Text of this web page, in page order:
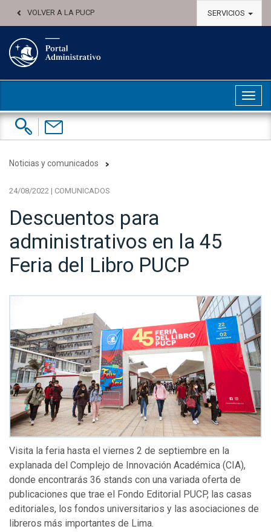
VOLVER A LA PUCP SERVICIOS
Buscar:
Contáctenos
Noticias y comunicados
24/08/2022 | COMUNICADOS
Descuentos para
administrativos en la 45
Feria del Libro PUCP
Visita la feria hasta el viernes 2 de septiembre en la
explanada del Complejo de Innovación Académica (CIA),
donde encontrarás 36 stands con una variada oferta de
publicaciones que trae el Fondo Editorial PUCP, las casas
editoriales, los fondos universitarios y las asociaciones de
libreros más importantes de Lima.